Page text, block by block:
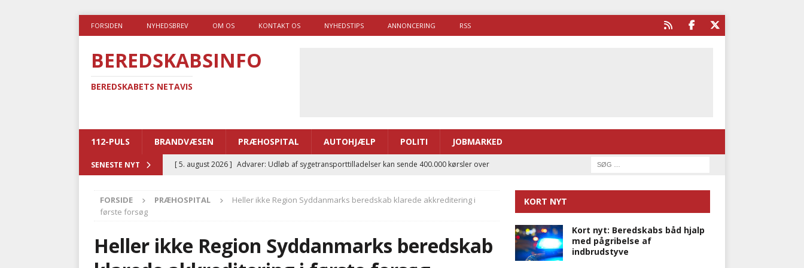
FORSIDEN NYHEDSBREV OM OS KONTAKT OS NYHEDSTIPS ANNONCERING RSS
BEREDSKABSINFO
BEREDSKABETS NETAVIS
112-PULS BRANDVÆSEN PRÆHOSPITAL AUTOHJÆLP POLITI JOBMARKED
SENESTE NYT [ 5. august 2026 ] Advarer: Udløb af sygetransporttilladelser kan sende 400.000 kørsler over
[ 5. august 2026 ] Ny ambulance og el-sygetransportvogn til Samsø
PRÆHOSPITAL
BRANDVÆSEN
[ 4. august 2026 ]
Ny treårig politiuddannelse skal ruste betjentene til mere kompleks
FORSIDE PRÆHOSPITAL
Heller ikke Region Syddanmarks beredskab klarede akkreditering i
første forsøg
Heller ikke Region Syddanmarks beredskab
KORT NYT
Kort nyt: Beredskabs båd hjalp
med pågribelse af
indbrudstyve